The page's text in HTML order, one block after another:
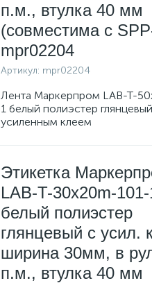
п.м., втулка 40 мм
(совместима с
mpr02204
Артикул: mpr02204
Лента Маркерпром LAB-T-
1 белый полиэстер
усиленным клеем
Этикетка
LAB-T-30x20m-
белый полиэстер
глянцевый с усил.
ширина 30мм, в
п.м., втулка 40 мм